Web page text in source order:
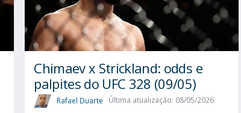
Chimaev x Strickland: odds e
palpites do UFC 328 (09/05)
Rafael Duarte Última atualização: 08/05/2026